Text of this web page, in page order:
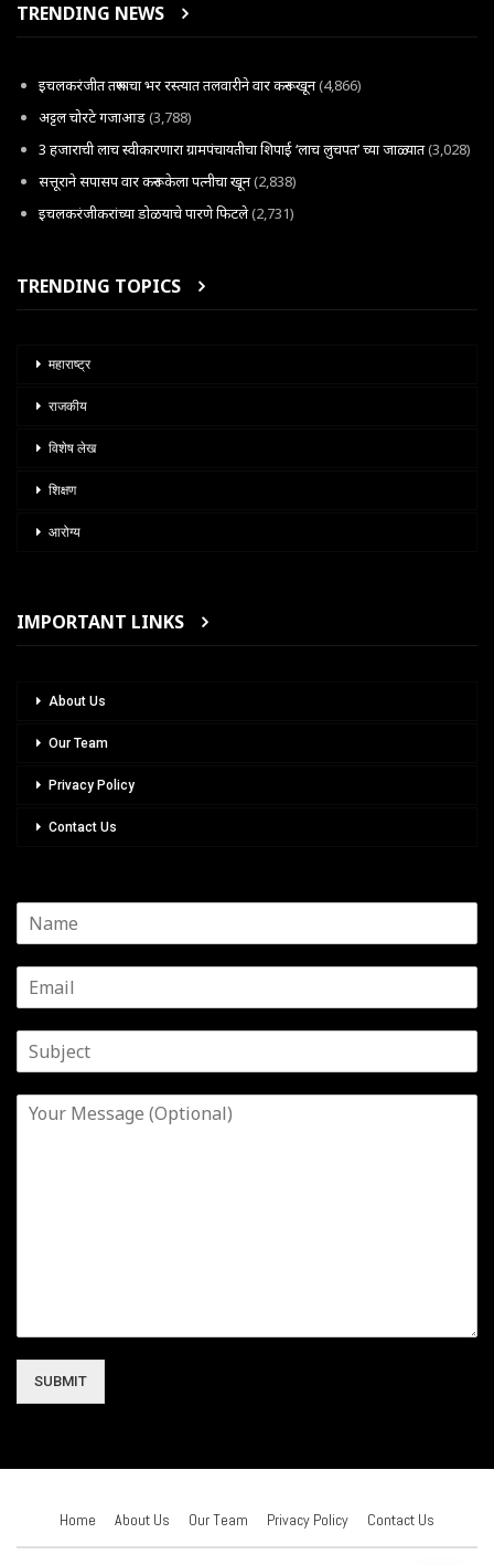
TRENDING NEWS
इचलकरंजीत तरूणाचा भर रस्त्यात तलवारीने वार करून खून(4,866)
अट्टल चोरटे गजाआड(3,788)
3 हजाराची लाच स्वीकारणारा ग्रामपंचायतीचा शिपाई ‘लाच लुचपत’ च्या जाळ्यात(3,028)
सत्तूराने सपासप वार करून केला पत्नीचा खून(2,838)
इचलकरंजीकरांच्या डोळयाचे पारणे फिटले(2,731)
TRENDING TOPICS
महाराष्ट्र
राजकीय
विशेष लेख
शिक्षण
आरोग्य
IMPORTANT LINKS
About Us
Our Team
Privacy Policy
Contact Us
SUBMIT
Home About Us Our Team Privacy Policy Contact Us